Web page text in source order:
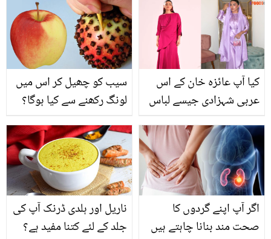
دن میں موٹاپے کو کرے دور
اور آپ کو بنائے سمارٹ
ماہرین اس حوالے سے کیا
کہتے ہیں
سیب کو چھیل کر اس میں
لونگ رکھنے سے کیا ہوگا؟
لازمی کریں گے
کیا آپ عائزہ خان کے اس
عربی شہزادی جیسے لباس
ناریل اور ہلدی ڈرنک آپ کی
جلد کے لئے کتنا مفید ہے؟
اگر آپ اپنے گردوں کا
صحت مند بنانا چاہتے ہیں